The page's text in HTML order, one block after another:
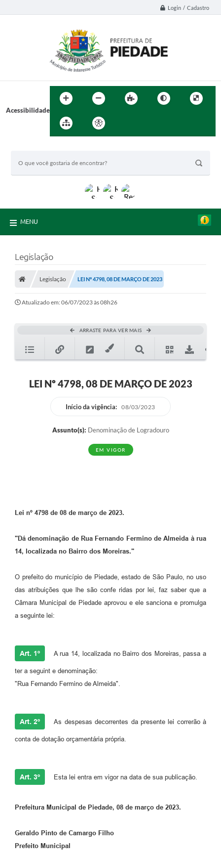
Login / Cadastro
Acessibilidade
MENU
Legislação
Legislação LEI Nº 4798, 08 DE MARÇO DE 2023
Atualizado em: 06/07/2023 às 08h26
ARRASTE PARA VER MAIS
LEI Nº 4798, 08 DE MARÇO DE 2023
Início da vigência: 08/03/2023
Assunto(s): Denominação de Logradouro
EM VIGOR
Lei nº 4798 de 08 de março de 2023.
"Dá denominação de Rua Fernando Fermino de Almeida à rua
14, localizada no Bairro dos Moreiras."
O prefeito do município de Piedade, estado de São Paulo, no uso
das atribuições que lhe são confe ridas por lei, faz saber que a
Câmara Municipal de Piedade aprovou e ele sanciona e promulga
a seguinte lei:
Art. 1º A rua 14, localizada no Bairro dos Moreiras, passa a
ter a seguint e denominação:
"Rua Fernando Fermino de Almeida".
Art. 2º As despesas decorrentes da presente lei correrão à
conta de dotação orçamentária própria.
Art. 3º Esta lei entra em vigor na data de sua publicação.
Prefeitura Municipal de Piedade, 08 de março de 2023.
Geraldo Pinto de Camargo Filho
Prefeito Municipal